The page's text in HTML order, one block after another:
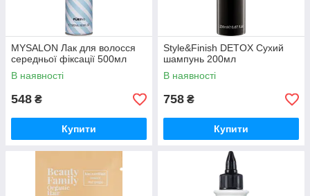
MYSALON Лак для волосся
середньої фіксації 500мл
В наявності
548 ₴
Купити
Style&Finish DETOX Сухий
шампунь 200мл
В наявності
758 ₴
Купити